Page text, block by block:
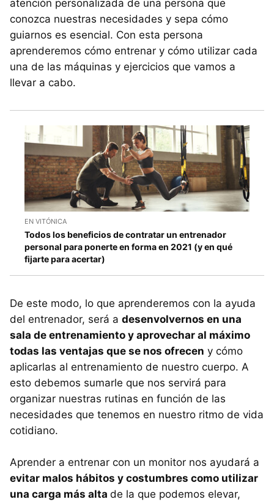
atención personalizada de una persona que
conozca nuestras necesidades y sepa cómo
guiarnos es esencial. Con esta persona
aprenderemos cómo entrenar y cómo utilizar cada
una de las máquinas y ejercicios que vamos a
llevar a cabo.
EN VITÓNICA
Todos los beneficios de contratar un entrenador
personal para ponerte en forma en 2021 (y en qué
fijarte para acertar)
De este modo, lo que aprenderemos con la ayuda
del entrenador, será a desenvolvernos en una
sala de entrenamiento y aprovechar al máximo
todas las ventajas que se nos ofrecen y cómo
aplicarlas al entrenamiento de nuestro cuerpo. A
esto debemos sumarle que nos servirá para
organizar nuestras rutinas en función de las
necesidades que tenemos en nuestro ritmo de vida
cotidiano.
Aprender a entrenar con un monitor nos ayudará a
evitar malos hábitos y costumbres como utilizar
una carga más alta de la que podemos elevar,